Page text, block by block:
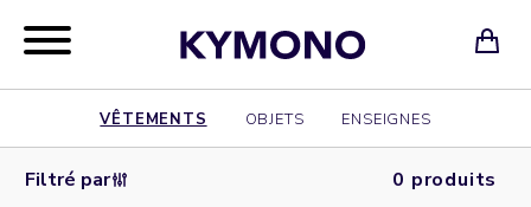
VÊTEMENTS OBJETS ENSEIGNES
Filtré par 0 produits